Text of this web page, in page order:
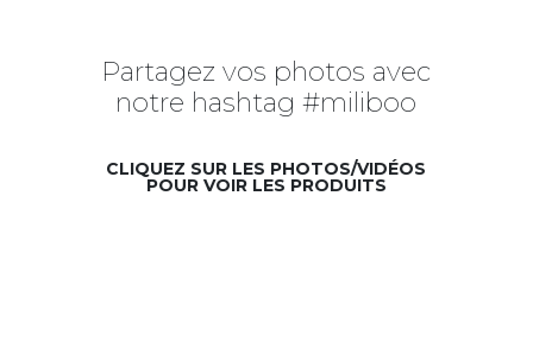
Partagez vos photos avec
notre hashtag #miliboo
CLIQUEZ SUR LES PHOTOS/VIDÉOS
POUR VOIR LES PRODUITS